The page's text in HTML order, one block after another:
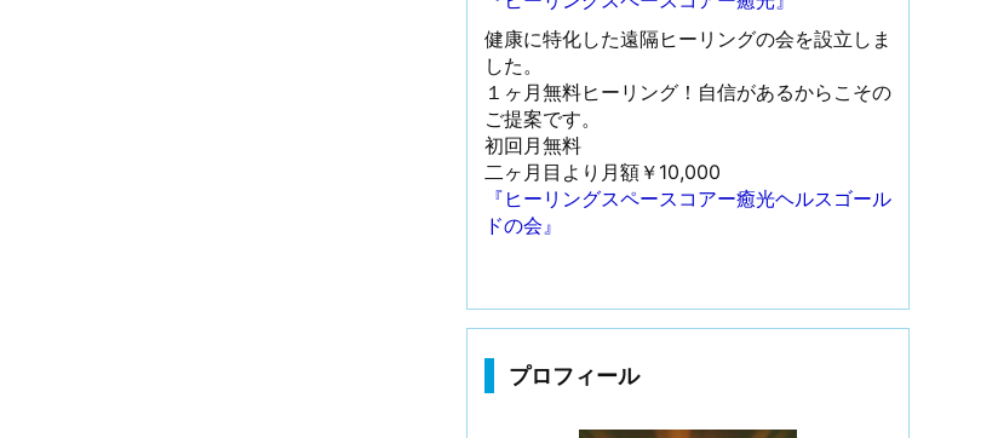
健康に特化した遠隔ヒーリングの会を設立しま
した。
１ヶ月無料ヒーリング！自信があるからこその
ご提案です。
初回月無料
二ヶ月目より月額￥10,000
『ヒーリングスペースコアー癒光ヘルスゴール
ドの会』
プロフィール